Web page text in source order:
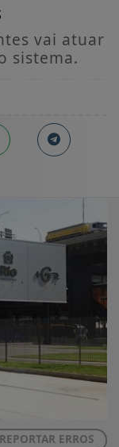
vai atuar
sistema.
REPORTAR ERROS